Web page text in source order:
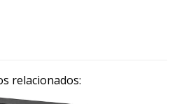
relacionados: